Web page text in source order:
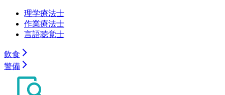
理学療法士
作業療法士
言語聴覚士
飲食
警備